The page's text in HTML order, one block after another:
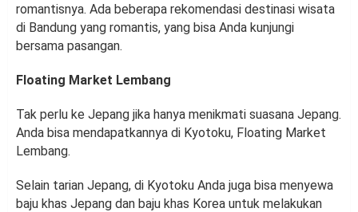
romantisnya. Ada beberapa rekomendasi destinasi wisata
di Bandung yang romantis, yang bisa Anda kunjungi
bersama pasangan.
Floating Market Lembang
Tak perlu ke Jepang jika hanya menikmati suasana Jepang.
Anda bisa mendapatkannya di Kyotoku, Floating Market
Lembang.
Selain tarian Jepang, di Kyotoku Anda juga bisa menyewa
baju khas Jepang dan baju khas Korea untuk melakukan